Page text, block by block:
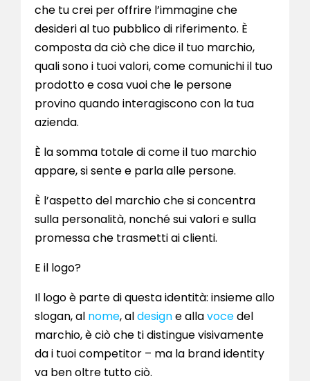
che tu crei per offrire l’immagine che
desideri al tuo pubblico di riferimento. È
composta da ciò che dice il tuo marchio,
quali sono i tuoi valori, come comunichi il tuo
prodotto e cosa vuoi che le persone
provino quando interagiscono con la tua
azienda.
È la somma totale di come il tuo marchio
appare, si sente e parla alle persone.
È l’aspetto del marchio che si concentra
sulla personalità, nonché sui valori e sulla
promessa che trasmetti ai clienti.
E il logo?
Il logo è parte di questa identità: insieme allo
slogan, al nome, aldesigne allavocedel
marchio, è ciò che ti distingue visivamente
da i tuoi competitor – ma la brand identity
va ben oltre tutto ciò.